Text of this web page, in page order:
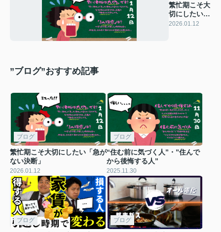
繁忙期こそ大
切にしたい
「急がない決
2026.01.12
”ブログ”おすすめ記事
ブログ
繁忙期こそ大切にしたい「急が
ない決断」
2026.01.12
ブログ
“住む前に気づく人”・”住んで
から後悔する人”
2025.11.30
ブログ ブログ